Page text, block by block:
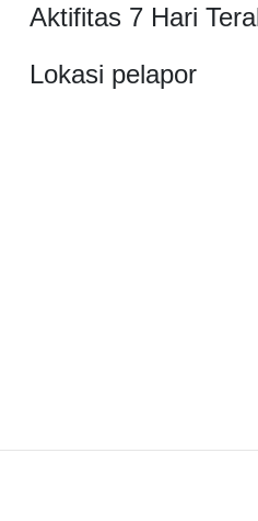
Aktifitas 7 Hari
Lokasi pelapor